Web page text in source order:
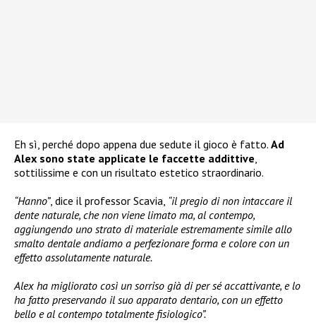
Eh sì, perché dopo appena due sedute il gioco è fatto. Ad
Alex sono state applicate le faccette addittive,
sottilissime e con un risultato estetico straordinario.
“Hanno”, dice il professor Scavia, “il pregio di non intaccare il
dente naturale, che non viene limato ma, al contempo,
aggiungendo uno strato di materiale estremamente simile allo
smalto dentale andiamo a perfezionare forma e colore con un
effetto assolutamente naturale.
Alex ha migliorato così un sorriso già di per sé accattivante, e lo
ha fatto preservando il suo apparato dentario, con un effetto
bello e al contempo totalmente fisiologico”.